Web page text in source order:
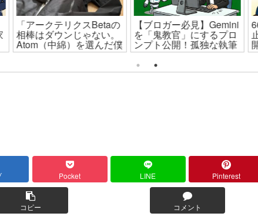
の
い。
だ僕
した
【ブロガー必見】Gemini
を「鬼教官」にするプロ
ンプト公開！孤独な執筆
を10倍速にするAI活用術
665万円の壁で手取りが
止まる？貯金ゼロパパが
開業届1枚で逆襲した節
税術
Pocket LINE Pinterest
コピー コメント